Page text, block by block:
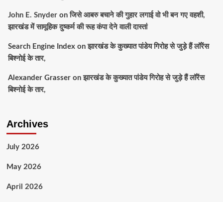
John E. Snyderonजिसे आबरु बचाने की गुहार लगाई वो भी बन गए वहशी,
झारखंड में सामूहिक दुष्कर्म की रूह कंपा देने वाली दास्तां
Search Engine Indexonझारखंड के कुख्यात पांडेय गिरोह से जुड़े हैं लॉरेंस
बिश्नोई के तार,
Alexander Grasseronझारखंड के कुख्यात पांडेय गिरोह से जुड़े हैं लॉरेंस
बिश्नोई के तार,
Archives
July 2026
May 2026
April 2026